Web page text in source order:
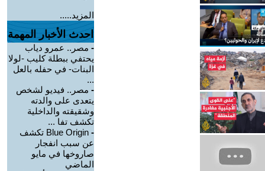
المزيد.....
احدث الأخبار المهمة
- مصر.. عمرو دياب
يحتفي ببطلة كليب -لولا
البنات- في حفله بالعل
...
- مصر.. فيديو لشخص
يتعدى على والدته
وشقيقته والداخلية
تكشف تفا ...
-
Blue Origin تكشف
عن سبب انفجار
صاروخها في مايو
الماضي